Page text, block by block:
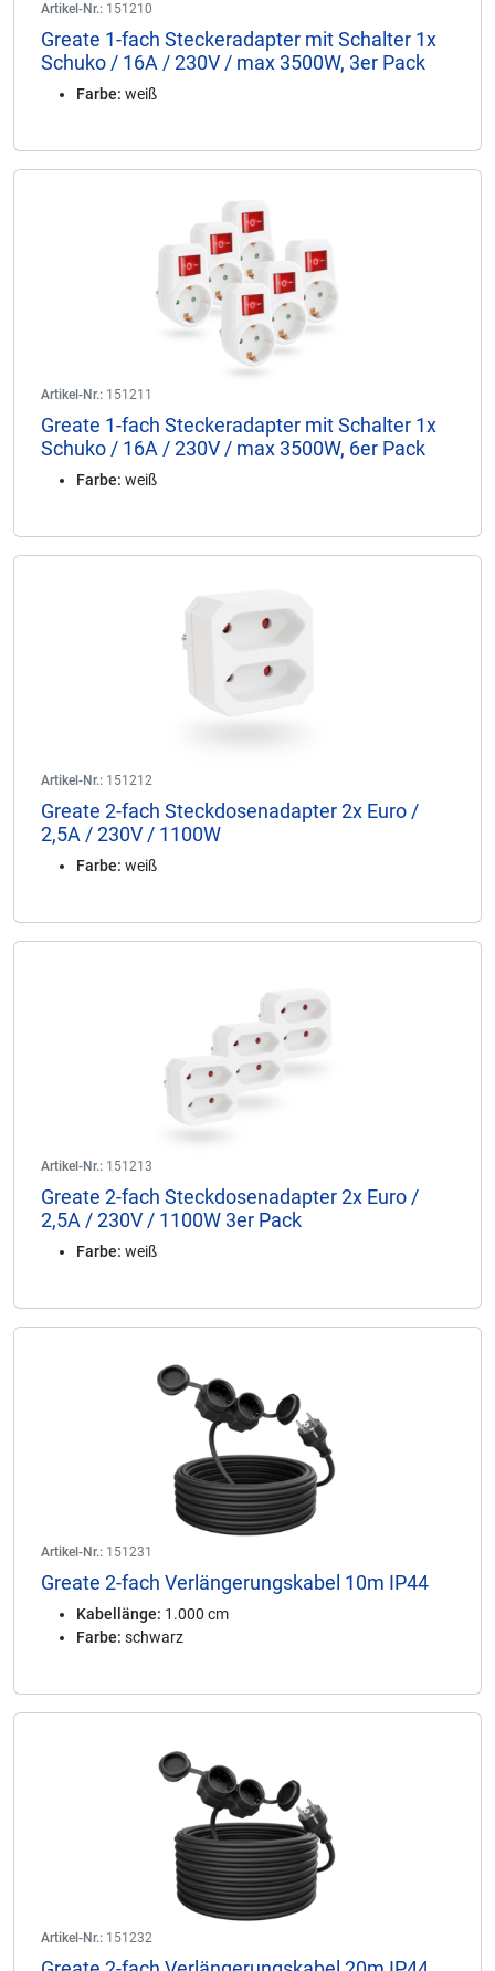
Artikel-Nr.: 151210
Greate 1-fach Steckeradapter mit Schalter 1x
Schuko / 16A / 230V / max 3500W, 3er Pack
Farbe: weiß
Artikel-Nr.: 151211
Greate 1-fach Steckeradapter mit Schalter 1x
Schuko / 16A / 230V / max 3500W, 6er Pack
Farbe: weiß
Artikel-Nr.: 151212
Greate 2-fach Steckdosenadapter 2x Euro /
2,5A / 230V / 1100W
Farbe: weiß
Artikel-Nr.: 151213
Greate 2-fach Steckdosenadapter 2x Euro /
2,5A / 230V / 1100W 3er Pack
Farbe: weiß
Artikel-Nr.: 151231
Greate 2-fach Verlängerungskabel 10m IP44
Kabellänge: 1.000 cm
Farbe: schwarz
Artikel-Nr.: 151232